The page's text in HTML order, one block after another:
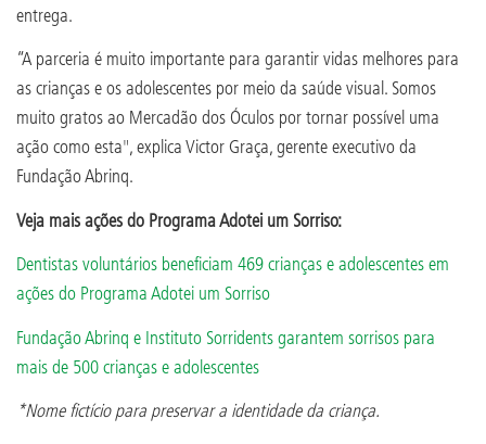
entrega.
“A parceria é muito importante para garantir vidas melhores para
as crianças e os adolescentes por meio da saúde visual. Somos
muito gratos ao Mercadão dos Óculos por tornar possível uma
ação como esta", explica Victor Graça, gerente executivo da
Fundação Abrinq.
Veja mais ações do Programa Adotei um Sorriso:
Dentistas voluntários beneficiam 469 crianças e adolescentes em
ações do Programa Adotei um Sorriso
Fundação Abrinq e Instituto Sorridents garantem sorrisos para
mais de 500 crianças e adolescentes
*Nome fictício para preservar a identidade da criança.